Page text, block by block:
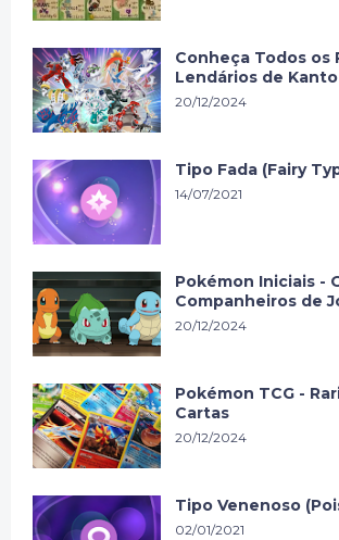
Conheça Todos os
Lendários de
20/12/2024
Tipo Fada (Fairy
14/07/2021
Pokémon Iniciais -
Companheiros de
20/12/2024
Pokémon TCG -
Cartas
20/12/2024
Tipo Venenoso
02/01/2021